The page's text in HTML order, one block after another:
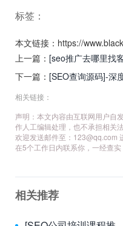
标签：
本文链接：https://
上一篇： [seo推广去哪里找
解析
下一篇： [SEO查询源码]-深
析
相关链接：
声明：本文内容由互联网用户自
作人工编辑处理，也不承担相关
欢迎发送邮件至： 123@qq.com
在5个工作日内联系你，一经查实
相关推荐